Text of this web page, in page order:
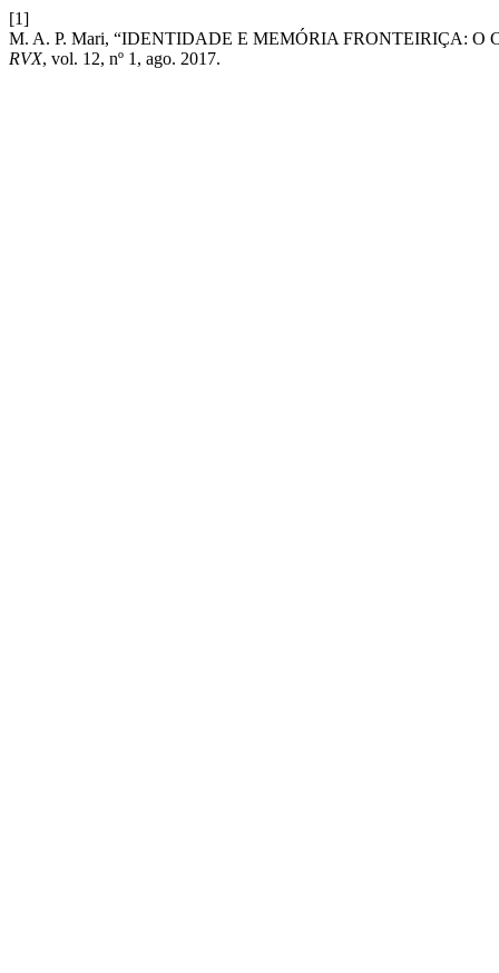
[1]
M. A. P. Mari, “IDENTIDADE E MEMÓRIA FRONTEIRIÇA:
RVX, vol. 12, nº 1, ago. 2017.